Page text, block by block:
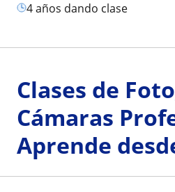
4 años dando clase
Clases de
Cámaras
Aprende